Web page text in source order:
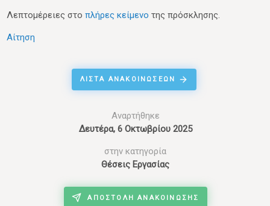
Λεπτομέρειες στο πλήρες κείμενο της πρόσκλησης.
Αίτηση
ΛΊΣΤΑ ΑΝΑΚΟΙΝΏΣΕΩΝ
Αναρτήθηκε
Δευτέρα, 6 Οκτωβρίου 2025
στην κατηγορία
Θέσεις Εργασίας
ΑΠΟΣΤΟΛΉ ΑΝΑΚΟΊΝΩΣΗΣ